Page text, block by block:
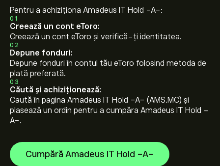
Pentru a achiziționa Amadeus IT Hold -A-:
01
Creează un cont eToro:
Creează un cont eToro și verifică-ți identitatea.
02
Depune fonduri:
Depune fonduri în contul tău eToro folosind metoda de
plată preferată.
03
Căută și achiziționează:
Caută în pagina Amadeus IT Hold -A- (AMS.MC) și
plasează un ordin pentru a cumpăra Amadeus IT Hold -
A-.
Cumpără Amadeus IT Hold -A-